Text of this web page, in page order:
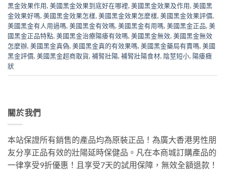
黑金效果作用, 美國黑金效果到底好在哪裡, 美國黑金效果及作用, 美國黑
金效果好嗎, 美國黑金效果怎樣, 美國黑金效果怎麼樣, 美國黑金效果評價,
美國黑金有人用過嗎, 美國黑金有效嗎, 美國黑金有用嗎, 美國黑金正品, 美
國黑金正品特點, 美國黑金治療陽痿有效嗎, 美國黑金無效, 美國黑金無效
怎麼辦, 美國黑金真偽, 美國黑金真的有效果嗎, 美國黑金藥局有賣嗎, 美國
黑金評價, 美國黑金超商取貨, 補腎壯陽, 補腎壯陽食材, 陰莖短小, 陽痿癥
狀
關於我們
本站保證所有銷售的產品均為原裝正品！為廣大香港男性朋
友分享正品有效的壯陽延時保健品。凡在本商城訂購產品的
一律享受9折優惠！且享受7天的試用保障，無效全額退款！